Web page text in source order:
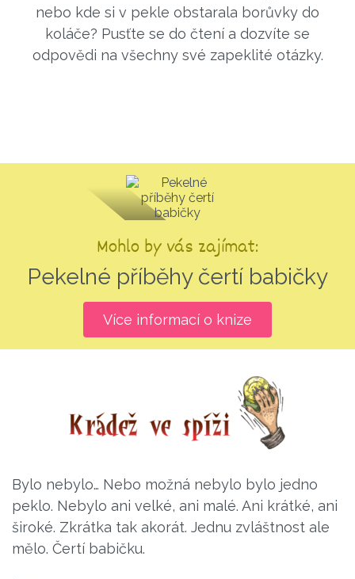
nebo kde si v pekle obstarala borůvky do
koláče? Pusťte se do čtení a dozvíte se
odpovědi na všechny své zapeklité otázky.
Mohlo by vás zajímat:
Pekelné příběhy čertí babičky
Více informací o knize
Bylo nebylo… Nebo možná nebylo bylo jedno
peklo. Nebylo ani velké, ani malé. Ani krátké, ani
široké. Zkrátka tak akorát. Jednu zvláštnost ale
mělo. Čertí babičku.